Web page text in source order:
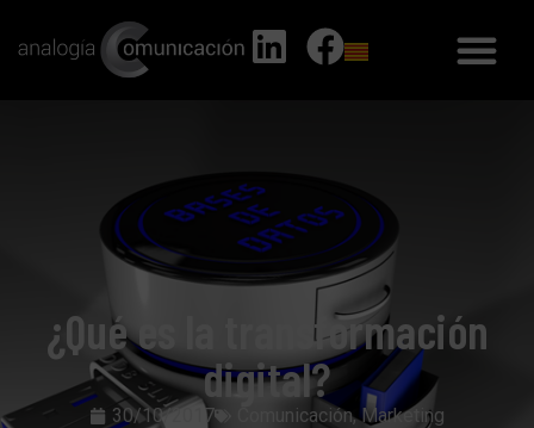
¿Qué es la transformación
digital?
30/10/2017 Comunicación,Marketing